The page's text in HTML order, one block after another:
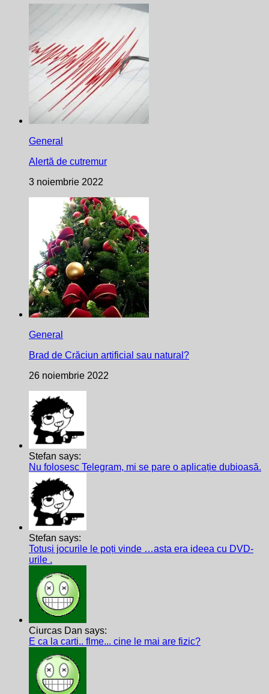
General
Alertă de cutremur
3 noiembrie 2022
General
Brad de Crăciun artificial sau natural?
26 noiembrie 2022
Stefan says:
Nu folosesc Telegram, mi se pare o aplicație dubioasă.
Stefan says:
Totuși jocurile le poți vinde …asta era ideea cu DVD-
urile .
Ciurcas Dan says:
E ca la carti.. flme... cine le mai are fizic?